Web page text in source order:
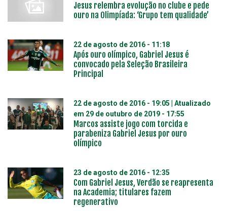
Jesus relembra evolução no clube e pede
ouro na Olimpíada: ‘Grupo tem qualidade’
22 de agosto de 2016 - 11:18
Após ouro olímpico, Gabriel Jesus é
convocado pela Seleção Brasileira
Principal
22 de agosto de 2016 - 19:05 | Atualizado
em 29 de outubro de 2019 - 17:55
Marcos assiste jogo com torcida e
parabeniza Gabriel Jesus por ouro
olímpico
23 de agosto de 2016 - 12:35
Com Gabriel Jesus, Verdão se reapresenta
na Academia; titulares fazem
regenerativo